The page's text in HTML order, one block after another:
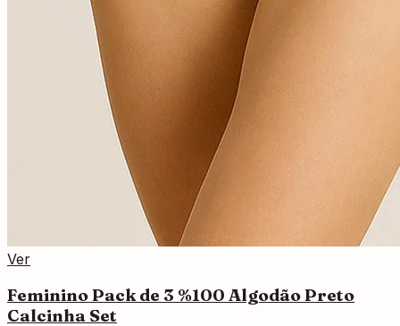
Ver
Feminino Pack de 3 %100 Algodão Preto
Calcinha Set